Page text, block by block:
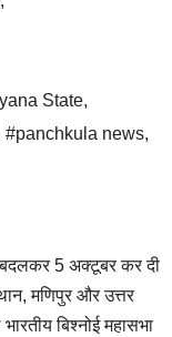
State,
#panchkula news,
बदलकर 5 अक्टूबर कर दी
मणिपुर और उत्तर
बिश्नोई महासभा